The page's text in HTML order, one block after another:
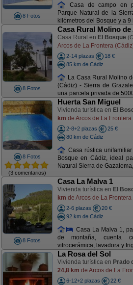
8 Fotos
Casa de campo en
Parque Natural de la
kilómetros del Bosque y a 9
8 Fotos
Casa Rural Molino de
Casa Rural en El Bosque
Arcos de La Frontera
2-14 plazas
18 €
85 km de Cádiz
La Casa Rural Molino
(Cádiz) - Sierra de
una parcela privada de
8 Fotos
(3 comentarios)
Huerta San Miguel
Vivienda turística en El
km de Arcos de La
2-8+2 plazas
25 €
80 km de Cádiz
Casa rústica
Bosque en Cádiz, ideal
Natural Sierra de
8 Fotos
Casa La Malva 1
Vivienda turística en El
km de Arcos de La Frontera
2-6 plazas
20 €
92 km de Cádiz
Casa La Malva 1,
de montaña, cuenta
vitrocerámica, lavadora y
La Rosa del Sol
Vivienda turística en Prado
24,8 km de Arcos de La
6-12+2 plazas
22 €